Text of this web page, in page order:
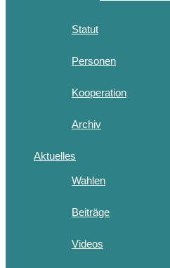
Statut
Personen
Kooperation
Archiv
Aktuelles
Wahlen
Beiträge
Videos